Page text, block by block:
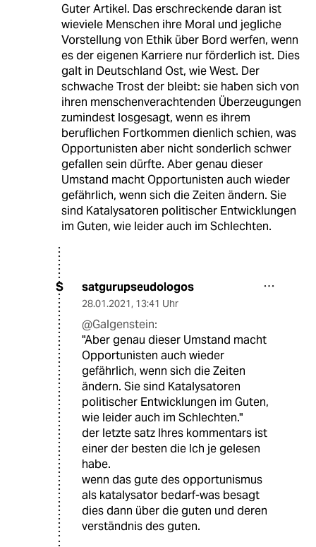
Guter Artikel. Das erschreckende daran ist
wieviele Menschen ihre Moral und jegliche
Vorstellung von Ethik über Bord werfen, wenn
es der eigenen Karriere nur förderlich ist. Dies
galt in Deutschland Ost, wie West. Der
schwache Trost der bleibt: sie haben sich von
ihren menschenverachtenden Überzeugungen
zumindest losgesagt, wenn es ihrem
beruflichen Fortkommen dienlich schien, was
Opportunisten aber nicht sonderlich schwer
gefallen sein dürfte. Aber genau dieser
Umstand macht Opportunisten auch wieder
gefährlich, wenn sich die Zeiten ändern. Sie
sind Katalysatoren politischer Entwicklungen
im Guten, wie leider auch im Schlechten.
S satgurupseudologos
28.01.2021, 13:41 Uhr
@Galgenstein:
"Aber genau dieser Umstand macht
Opportunisten auch wieder
gefährlich, wenn sich die Zeiten
ändern. Sie sind Katalysatoren
politischer Entwicklungen im Guten,
wie leider auch im Schlechten."
der letzte satz Ihres kommentars ist
einer der besten die Ich je gelesen
habe.
wenn das gute des opportunismus
als katalysator bedarf-was besagt
dies dann über die guten und deren
verständnis des guten.